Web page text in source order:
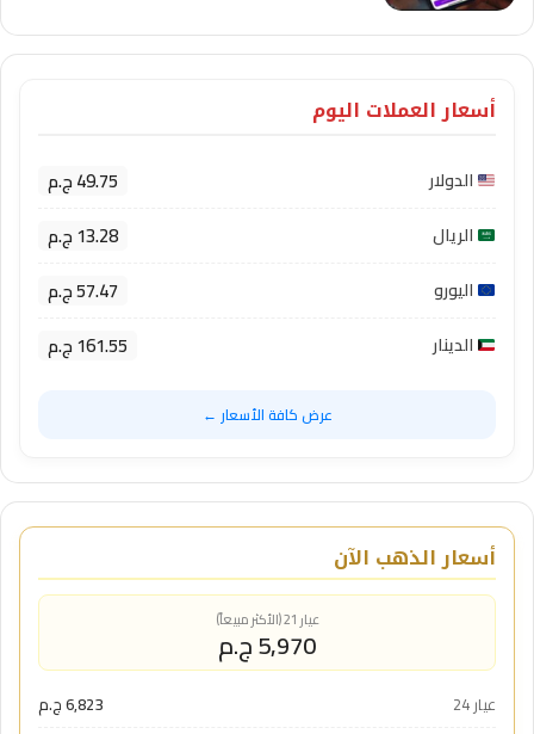
أسعار العملات اليوم
الدولار 49.75 ج.م
الريال 13.28 ج.م
اليورو 57.47 ج.م
الدينار 161.55 ج.م
عرض كافة الأسعار ←
أسعار الذهب الآن
عيار 21 (الأكثر مبيعاً)
5,970 ج.م
عيار 24
6,823 ج.م